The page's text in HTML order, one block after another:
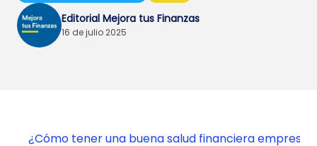
Editorial Mejora tus Finanzas
16 de julio 2025
¿Cómo tener una buena salud financiera